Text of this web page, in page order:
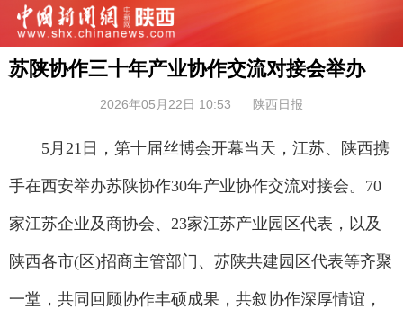
苏陕协作三十年产业协作交流对接会举办
2026年05月22日 10:53 陕西日报
5月21日，第十届丝博会开幕当天，江苏、陕西携
手在西安举办苏陕协作30年产业协作交流对接会。70
家江苏企业及商协会、23家江苏产业园区代表，以及
陕西各市(区)招商主管部门、苏陕共建园区代表等齐聚
一堂，共同回顾协作丰硕成果，共叙协作深厚情谊，